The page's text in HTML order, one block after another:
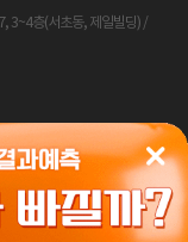
3~4층(서초동, 제일빌딩) /